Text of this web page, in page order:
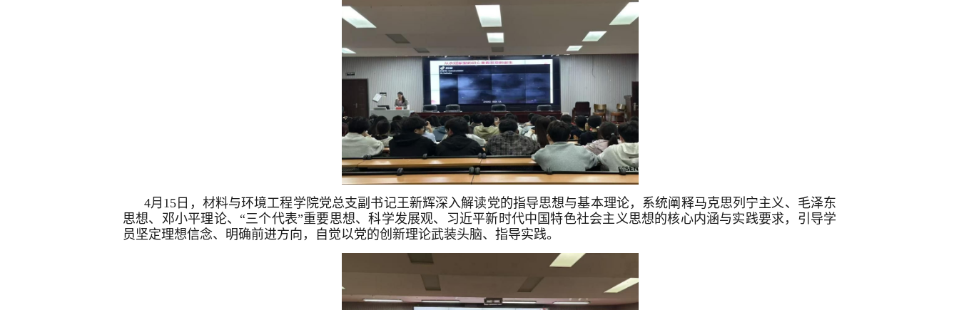
4月15日，材料与环境工程学院党总支副书记王新辉深入解读党的指导思想与基本理论，系统阐释马克思列宁主义、毛泽东
思想、邓小平理论、“三个代表”重要思想、科学发展观、习近平新时代中国特色社会主义思想的核心内涵与实践要求，引导学
员坚定理想信念、 明确前进方向，自觉以党的创新理论武装头脑、指导实践。